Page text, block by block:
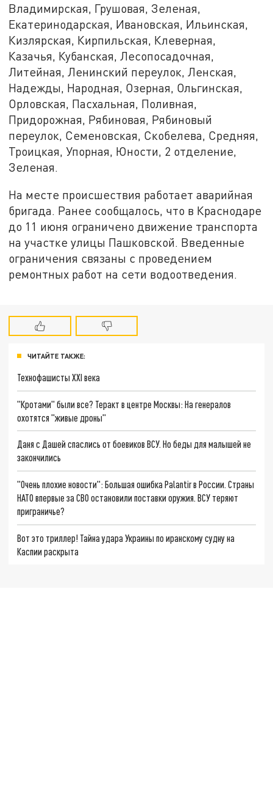
Владимирская, Грушовая, Зеленая,
Екатеринодарская, Ивановская, Ильинская,
Кизлярская, Кирпильская, Клеверная,
Казачья, Кубанская, Лесопосадочная,
Литейная, Ленинский переулок, Ленская,
Надежды, Народная, Озерная, Ольгинская,
Орловская, Пасхальная, Поливная,
Придорожная, Рябиновая, Рябиновый
переулок, Семеновская, Скобелева, Средняя,
Троицкая, Упорная, Юности, 2 отделение,
Зеленая.
На месте происшествия работает аварийная
бригада. Ранее сообщалось, что в Краснодаре
до 11 июня ограничено движение транспорта
на участке улицы Пашковской. Введенные
ограничения связаны с проведением
ремонтных работ на сети водоотведения.
ЧИТАЙТЕ ТАКЖЕ:
Технофашисты XXI века
"Кротами" были все? Теракт в центре Москвы: На генералов
охотятся "живые дроны"
Даня с Дашей спаслись от боевиков ВСУ. Но беды для малышей не
закончились
"Очень плохие новости": Большая ошибка Palantir в России. Страны
НАТО впервые за СВО остановили поставки оружия. ВСУ теряют
приграничье?
Вот это триллер! Тайна удара Украины по иранскому судну на
Каспии раскрыта